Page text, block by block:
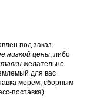
под заказ.
низкой цены, либо
желательно
для вас
морем, сборным
поставка).